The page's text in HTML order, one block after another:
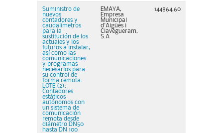
Suministro de
nuevos
contadores y
caudalímetros
para la
sustitución de los
actuales y los
futuros a instalar,
así como las
comunicaciones
y programas
necesarios para
su control de
forma remota.
LOTE (2):
Contadores
estáticos
autónomos con
un sistema de
comunicación
remota desde
diámetro DN50
hasta DN 100
EMAYA,
Empresa
Municipal
d'Aigües i
Clavegueram,
S.A
144864,60